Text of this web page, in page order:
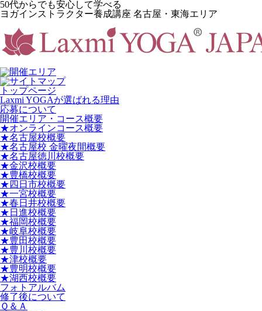
50代からでも安心して学べる
ヨガインストラクター養成講座 名古屋・東海エリア
トップページ
Laxmi YOGAが選ばれる理由
応募について
開催エリア・コース概要
★オンラインコース概要
★名古屋校概要
★名古屋校 金曜夜間概要
★名古屋徳川校概要
★金沢校概要
★豊橋校概要
★四日市校概要
★一宮校概要
★春日井校概要
★日進校概要
★福岡校概要
★岐阜校概要
★豊田校概要
★豊川校概要
★津校概要
★豊明校概要
★湖西校概要
フォトアルバム
修了後について
Ｑ＆Ａ